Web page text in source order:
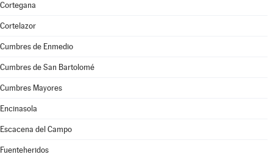
Cortegana
Cortelazor
Cumbres de Enmedio
Cumbres de San Bartolomé
Cumbres Mayores
Encinasola
Escacena del Campo
Fuenteheridos